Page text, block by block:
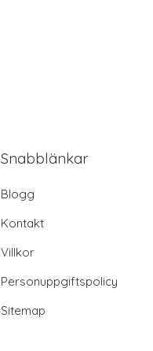
Snabblänkar
Blogg
Kontakt
Villkor
Personuppgiftspolicy
Sitemap